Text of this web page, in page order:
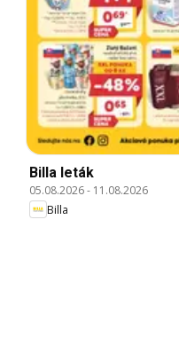
Billa leták
05.08.2026- 11.08.2026
Billa